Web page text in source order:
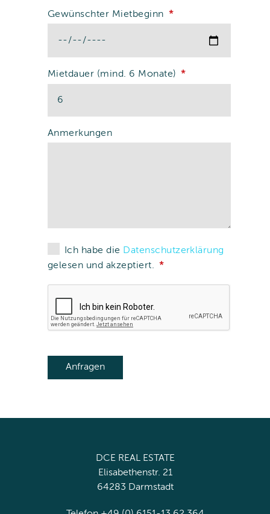
Gewünschter Mietbeginn
Mietdauer (mind. 6 Monate)
Anmerkungen
Ich habe die Datenschutzerklärung
gelesen und akzeptiert.
DCE REAL ESTATE
Elisabethenstr. 21
64283 Darmstadt